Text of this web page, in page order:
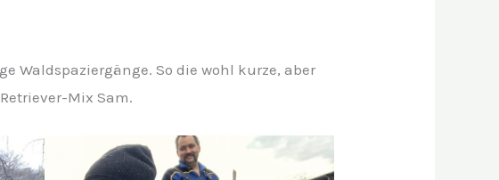
Waldspaziergänge. So die wohl kurze, aber
Mix Sam.